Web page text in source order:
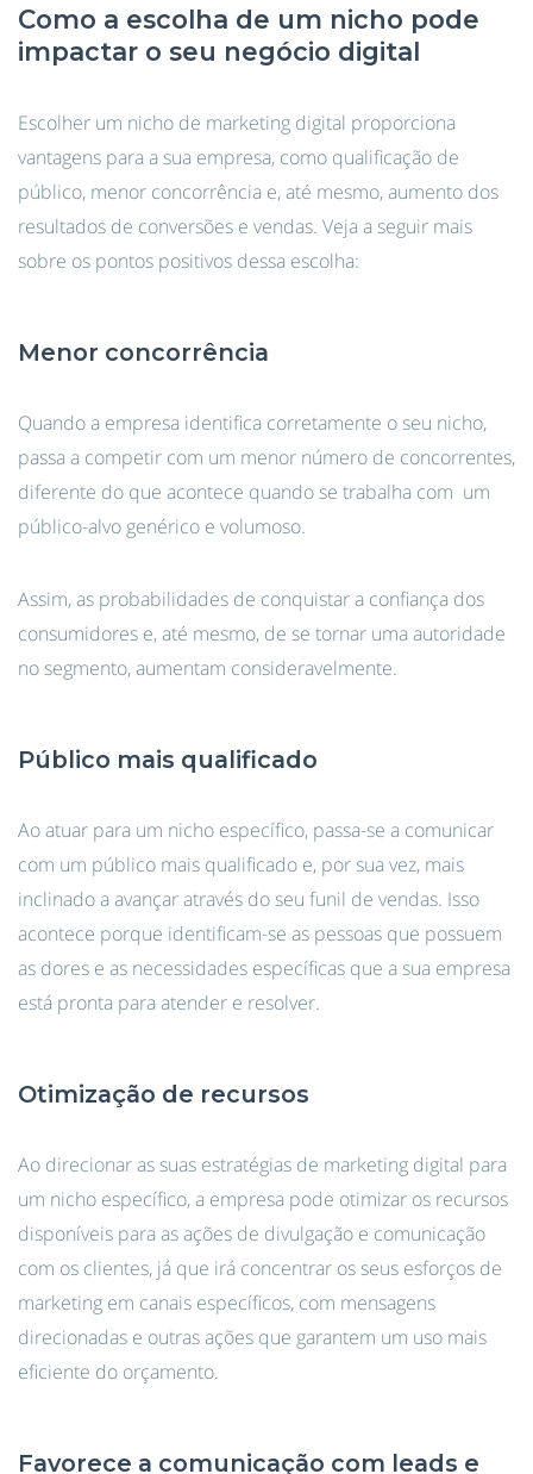
Como a escolha de um nicho pode
impactar o seu negócio digital
Escolher um nicho de marketing digital proporciona
vantagens para a sua empresa, como qualificação de
público, menor concorrência e, até mesmo, aumento dos
resultados de conversões e vendas. Veja a seguir mais
sobre os pontos positivos dessa escolha:
Menor concorrência
Quando a empresa identifica corretamente o seu nicho,
passa a competir com um menor número de concorrentes,
diferente do que acontece quando se trabalha com um
público-alvo genérico e volumoso.
Assim, as probabilidades de conquistar a confiança dos
consumidores e, até mesmo, de se tornar uma autoridade
no segmento, aumentam consideravelmente.
Público mais qualificado
Ao atuar para um nicho específico, passa-se a comunicar
com um público mais qualificado e, por sua vez, mais
inclinado a avançar através do seu funil de vendas. Isso
acontece porque identificam-se as pessoas que possuem
as dores e as necessidades específicas que a sua empresa
está pronta para atender e resolver.
Otimização de recursos
Ao direcionar as suas estratégias de marketing digital para
um nicho específico, a empresa pode otimizar os recursos
disponíveis para as ações de divulgação e comunicação
com os clientes, já que irá concentrar os seus esforços de
marketing em canais específicos, com mensagens
direcionadas e outras ações que garantem um uso mais
eficiente do orçamento.
Favorece a comunicação com leads e